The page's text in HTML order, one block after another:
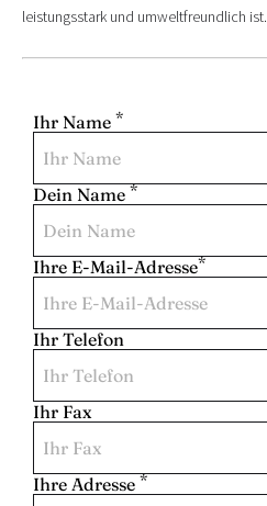
leistungsstark und umweltfreundlich ist.
Ihr Name *
Dein Name *
Ihre E-Mail-Adresse*
Ihr Telefon
Ihr Fax
Ihre Adresse *